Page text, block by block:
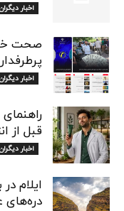
اخبار
صحت
اخبار
قبل از
اخبار
ایلام